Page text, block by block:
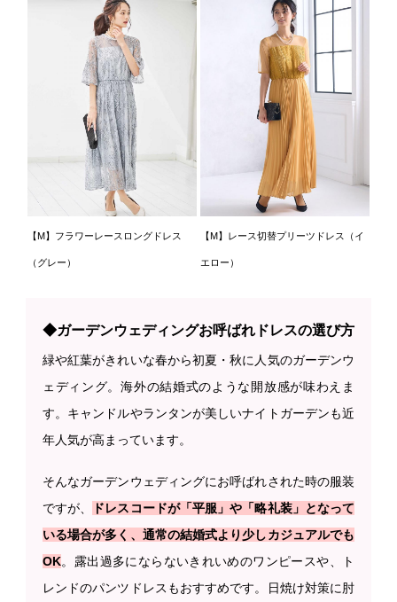
【M】フラワーレースロングドレス
（グレー）
【M】レース切替プリーツドレス（イ
エロー）
◆ガーデンウェディングお呼ばれドレスの選び方
緑や紅葉がきれいな春から初夏・秋に人気のガーデンウ
ェディング。海外の結婚式のような開放感が味わえま
す。キャンドルやランタンが美しいナイトガーデンも近
年人気が高まっています。
そんなガーデンウェディングにお呼ばれされた時の服装
ですが、
ドレスコードが「平服」や「略礼装」となって
いる場合が多く、通常の結婚式より少しカジュアルでも
OK。露出過多にならないきれいめのワンピースや、ト
レンドのパンツドレスもおすすめです。日焼け対策に肘